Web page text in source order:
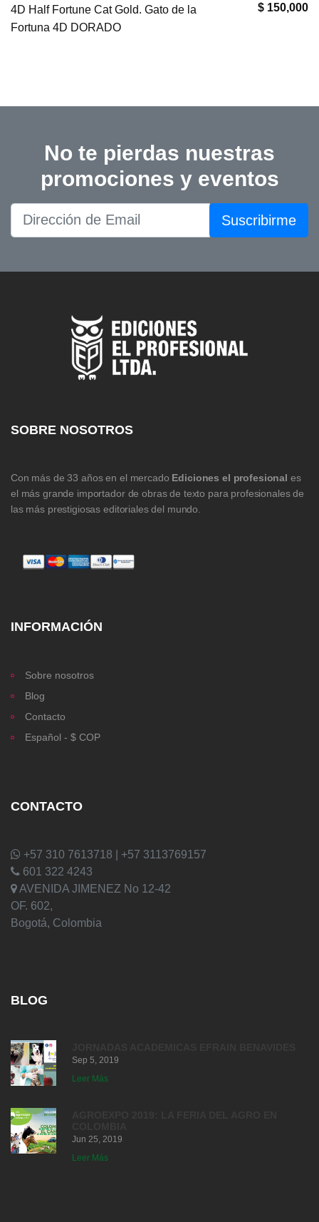
$ 150,000
4D Half Fortune Cat Gold. Gato de la
Fortuna 4D DORADO
No te pierdas nuestras
promociones y eventos
Suscribirme
SOBRE NOSOTROS
Con más de 33 años en el mercado Ediciones el profesional es
el más grande importador de obras de texto para profesionales de
las más prestigiosas editoriales del mundo.
INFORMACIÓN
Sobre nosotros
Blog
Contacto
Español - $ COP
CONTACTO
+57 310 7613718 | +57 3113769157
601 322 4243
AVENIDA JIMENEZ No 12-42
OF. 602,
Bogotá, Colombia
BLOG
Sep 5, 2019
Leer Más
Jun 25, 2019
Leer Más